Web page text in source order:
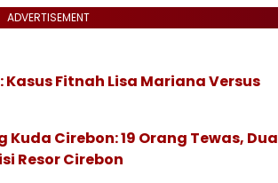
ADVERTISEMENT
Kasus Fitnah Lisa Mariana Versus
Cirebon: 19 Orang Tewas, Dua
Resor Cirebon